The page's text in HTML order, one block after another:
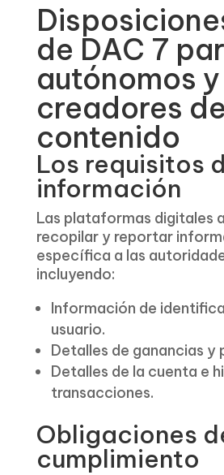
de DAC 7
autónomos y
creadores de
contenido
Los requisitos
información
Las plataformas digitales
recopilar y reportar
específica a las
incluyendo:
Información de
usuario.
Detalles de ganancias y
Detalles de la cuenta e
transacciones.
Obligaciones
cumplimiento